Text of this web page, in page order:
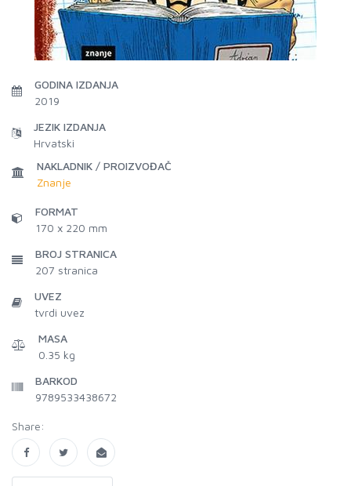
GODINA IZDANJA
2019
JEZIK IZDANJA
Hrvatski
NAKLADNIK / PROIZVOĐAČ
Znanje
FORMAT
170 x 220 mm
BROJ STRANICA
207 stranica
UVEZ
tvrdi uvez
MASA
0.35 kg
BARKOD
9789533438672
Share: